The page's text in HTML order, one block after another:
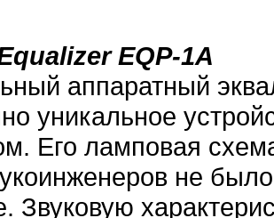
EQP-1A
аппаратный
уникальное
Его ламповая
не
Звуковую